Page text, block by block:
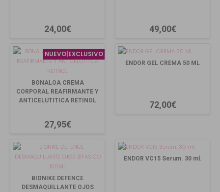
24,00€ 49,00€
NUEVO|EXCLUSIVO
BONALOA CREMA
CORPORAL REAFIRMANTE Y
ANTICELUTITICA RETINOL
27,95€
ENDOR GEL CREMA 50 ML
72,00€
BIONIKE DEFENCE
DESMAQUILLANTE OJOS
ENDOR VC15 Serum. 30 ml.